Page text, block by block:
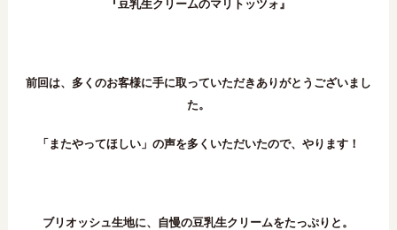
『豆乳生クリームのマリトッツォ』
前回は、多くのお客様に手に取っていただきありがとうございまし
た。
「またやってほしい」の声を多くいただいたので、やります！
ブリオッシュ生地に、自慢の豆乳生クリームをたっぷりと。